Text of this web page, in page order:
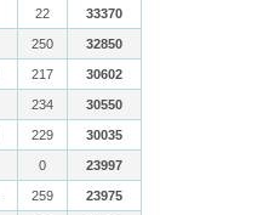
22 33370
250 32850
217 30602
234 30550
229 30035
0 23997
259 23975